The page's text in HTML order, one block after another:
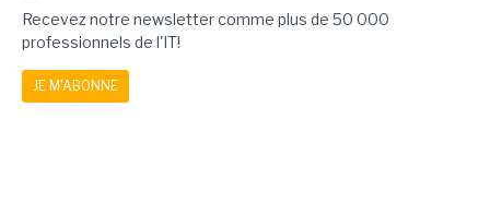
Recevez notre newsletter comme plus de 50 000
professionnels de l'IT!
JE M'ABONNE